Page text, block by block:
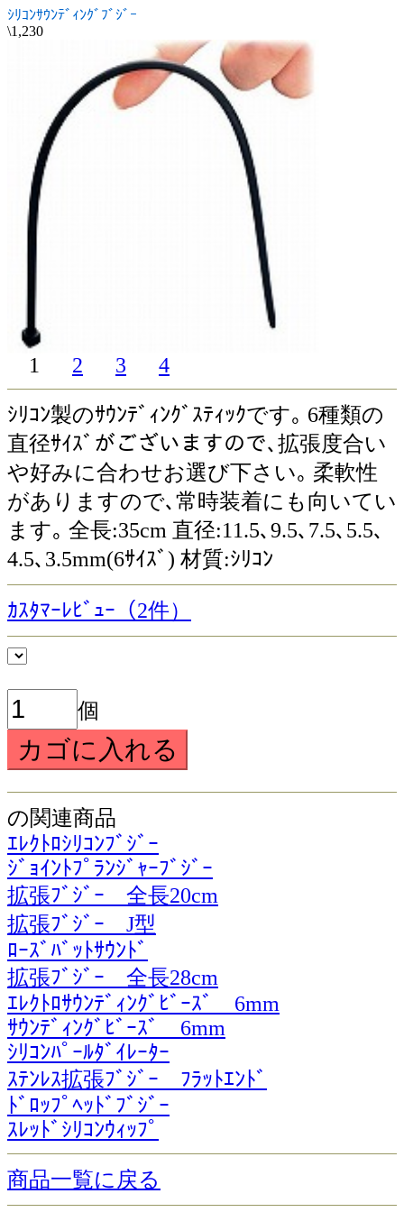
ｼﾘｺﾝｻｳﾝﾃﾞｨﾝｸﾞﾌﾞｼﾞｰ
\1,230
1 2 3 4
ｼﾘｺﾝ製のｻｳﾝﾃﾞｨﾝｸﾞｽﾃｨｯｸです｡ 6種類の
直径ｻｲｽﾞがございますので､拡張度合い
や好みに合わせお選び下さい｡ 柔軟性
がありますので､常時装着にも向いてい
ます｡ 全長:35cm 直径:11.5､9.5､7.5､5.5､
4.5､3.5mm(6ｻｲｽﾞ) 材質:ｼﾘｺﾝ
ｶｽﾀﾏｰﾚﾋﾞｭｰ（2件）
個
の関連商品
ｴﾚｸﾄﾛｼﾘｺﾝﾌﾞｼﾞｰ
ｼﾞｮｲﾝﾄﾌﾟﾗﾝｼﾞｬｰﾌﾞｼﾞｰ
拡張ﾌﾞｼﾞｰ 全長20cm
拡張ﾌﾞｼﾞｰ J型
ﾛｰｽﾞﾊﾞｯﾄｻｳﾝﾄﾞ
拡張ﾌﾞｼﾞｰ 全長28cm
ｴﾚｸﾄﾛｻｳﾝﾃﾞｨﾝｸﾞﾋﾞｰｽﾞ 6mm
ｻｳﾝﾃﾞｨﾝｸﾞﾋﾞｰｽﾞ 6mm
ｼﾘｺﾝﾊﾟｰﾙﾀﾞｲﾚｰﾀｰ
ｽﾃﾝﾚｽ拡張ﾌﾞｼﾞｰ ﾌﾗｯﾄｴﾝﾄﾞ
ﾄﾞﾛｯﾌﾟﾍｯﾄﾞﾌﾞｼﾞｰ
ｽﾚｯﾄﾞｼﾘｺﾝｳｨｯﾌﾟ
商品一覧に戻る